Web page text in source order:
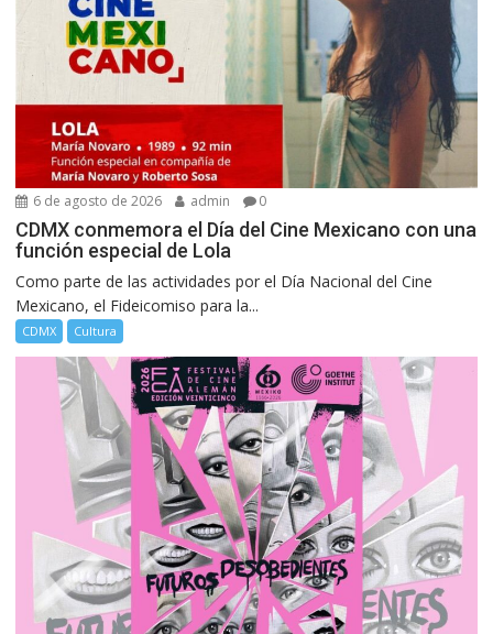
6 de agosto de 2026 admin 0
CDMX conmemora el Día del Cine Mexicano con una
función especial de Lola
Como parte de las actividades por el Día Nacional del Cine
Mexicano, el Fideicomiso para la...
CDMX Cultura